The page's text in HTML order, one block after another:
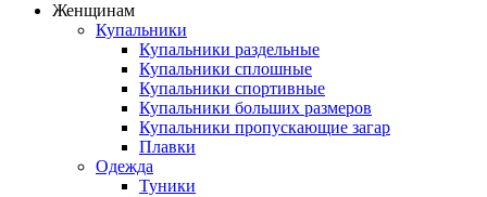
Женщинам
Купальники
Купальники раздельные
Купальники сплошные
Купальники спортивные
Купальники больших размеров
Купальники пропускающие загар
Плавки
Одежда
Туники